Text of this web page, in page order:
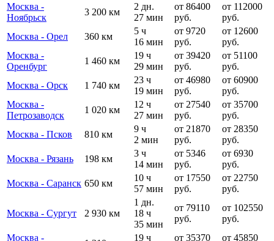
Москва -
Ноябрьск
3 200 км
2 дн.
27 мин
от 86400
руб.
от 112000
руб.
Москва - Орел
360 км
5 ч
16 мин
от 9720
руб.
от 12600
руб.
Москва -
Оренбург
1 460 км
19 ч
29 мин
от 39420
руб.
от 51100
руб.
Москва - Орск
1 740 км
23 ч
19 мин
от 46980
руб.
от 60900
руб.
Москва -
Петрозаводск
1 020 км
12 ч
27 мин
от 27540
руб.
от 35700
руб.
Москва - Псков
810 км
9 ч
2 мин
от 21870
руб.
от 28350
руб.
Москва - Рязань
198 км
3 ч
14 мин
от 5346
руб.
от 6930
руб.
Москва - Саранск 650 км
10 ч
57 мин
от 17550
руб.
от 22750
руб.
Москва - Сургут 2 930 км
1 дн.
18 ч
35 мин
от 79110
руб.
от 102550
руб.
Москва -
19 ч
от 35370
от 45850